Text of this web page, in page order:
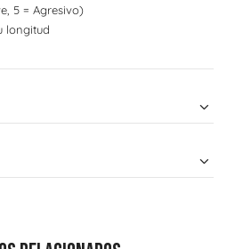
5 = Agresivo)
longitud